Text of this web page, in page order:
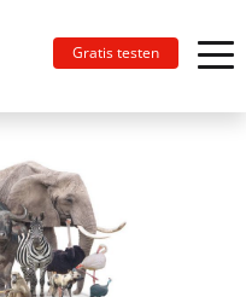
Gratis testen